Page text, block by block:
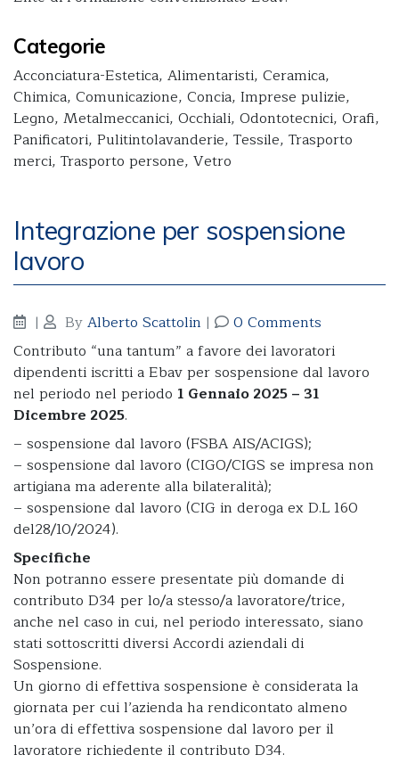
Categorie
Acconciatura-Estetica, Alimentaristi, Ceramica,
Chimica, Comunicazione, Concia, Imprese pulizie,
Legno, Metalmeccanici, Occhiali, Odontotecnici, Orafi,
Panificatori, Pulitintolavanderie, Tessile, Trasporto
merci, Trasporto persone, Vetro
Integrazione per sospensione
lavoro
| ByAlberto Scattolin |
0 Comments
Contributo “una tantum” a favore dei lavoratori
dipendenti iscritti a Ebav per sospensione dal lavoro
nel periodo nel periodo 1 Gennaio 2025 – 31
Dicembre 2025.
– sospensione dal lavoro (FSBA AIS/ACIGS);
– sospensione dal lavoro (CIGO/CIGS se impresa non
artigiana ma aderente alla bilateralità);
– sospensione dal lavoro (CIG in deroga ex D.L 160
del28/10/2024).
Specifiche
Non potranno essere presentate più domande di
contributo D34 per lo/a stesso/a lavoratore/trice,
anche nel caso in cui, nel periodo interessato, siano
stati sottoscritti diversi Accordi aziendali di
Sospensione.
Un giorno di effettiva sospensione è considerata la
giornata per cui l’azienda ha rendicontato almeno
un’ora di effettiva sospensione dal lavoro per il
lavoratore richiedente il contributo D34.